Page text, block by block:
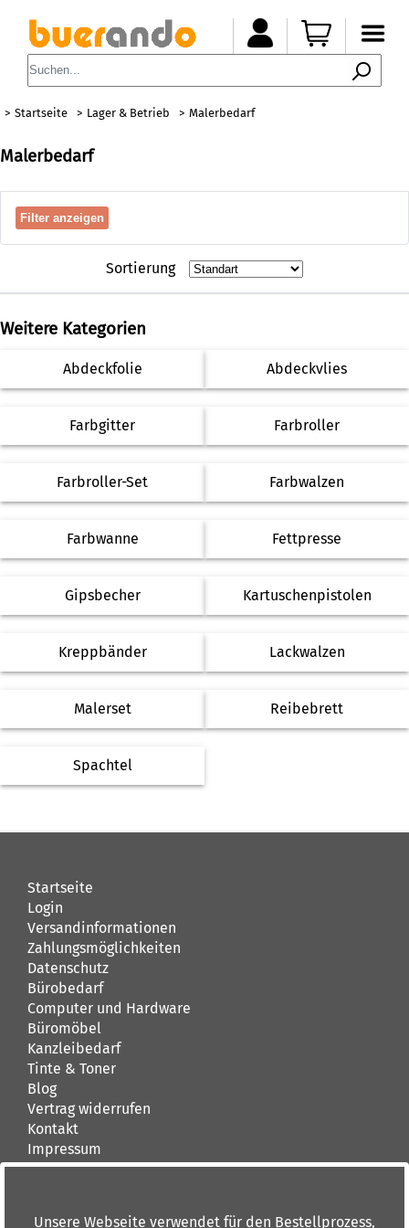
Startseite Lager & Betrieb Malerbedarf
Malerbedarf
Filter anzeigen
Sortierung
Weitere Kategorien
Abdeckfolie Abdeckvlies
Farbgitter Farbroller
Farbroller-Set Farbwalzen
Farbwanne Fettpresse
Gipsbecher Kartuschenpistolen
Kreppbänder Lackwalzen
Malerset Reibebrett
Spachtel
Startseite
Login
Versandinformationen
Zahlungsmöglichkeiten
Datenschutz
Bürobedarf
Computer und Hardware
Büromöbel
Kanzleibedarf
Tinte & Toner
Blog
Vertrag widerrufen
Kontakt
Impressum
AGB
Unsere Webseite verwendet für den Bestellprozess,